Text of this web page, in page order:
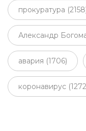
прокуратура
Александр
авария (1706)
коронавирус